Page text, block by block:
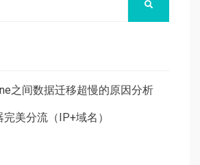
之间数据迁移超慢的原因分析
美分流（IP+域名）